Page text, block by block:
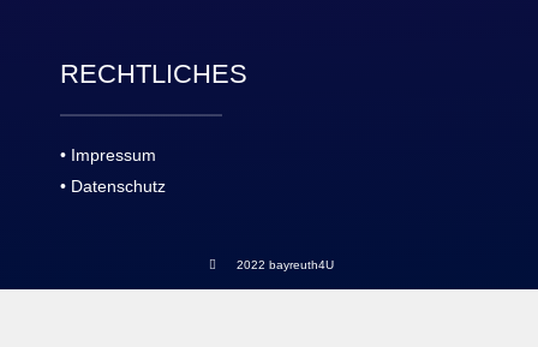
RECHTLICHES
• Impressum
• Datenschutz
2022 bayreuth4U